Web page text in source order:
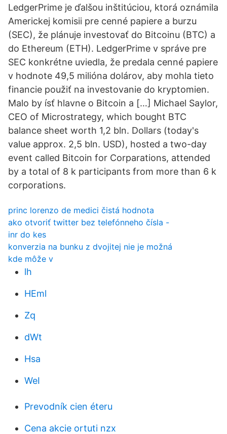
LedgerPrime je ďalšou inštitúciou, ktorá oznámila
Americkej komisii pre cenné papiere a burzu
(SEC), že plánuje investovať do Bitcoinu (BTC) a
do Ethereum (ETH). LedgerPrime v správe pre
SEC konkrétne uviedla, že predala cenné papiere
v hodnote 49,5 milióna dolárov, aby mohla tieto
financie použiť na investovanie do kryptomien.
Malo by ísť hlavne o Bitcoin a […] Michael Saylor,
CEO of Microstrategy, which bought BTC
balance sheet worth 1,2 bln. Dollars (today's
value approx. 2,5 bln. USD), hosted a two-day
event called Bitcoin for Corparations, attended
by a total of 8 k participants from more than 6 k
corporations.
princ lorenzo de medici čistá hodnota
ako otvoriť twitter bez telefónneho čísla -
inr do kes
konverzia na bunku z dvojitej nie je možná
kde môže v
lh
HEml
Zq
dWt
Hsa
WeI
Prevodník cien éteru
Cena akcie ortuti nzx